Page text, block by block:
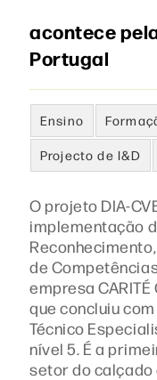
acontece
Portugal
Ensino
Projecto de I&D
O projeto DIA-
implementação
de Competências
empresa
que concluiu
Técnico
nível 5. É a
setor do calçado